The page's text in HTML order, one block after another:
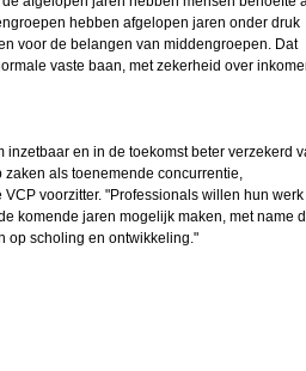
hebben afgelopen jaren onder druk
voor de belangen van middengroepen. Dat
vaste baan, met zekerheid over
en in de toekomst beter verzekerd
als toenemende concurrentie,
voorzitter. "Professionals willen hun werk
komende jaren mogelijk maken, met name
op scholing en ontwikkeling."